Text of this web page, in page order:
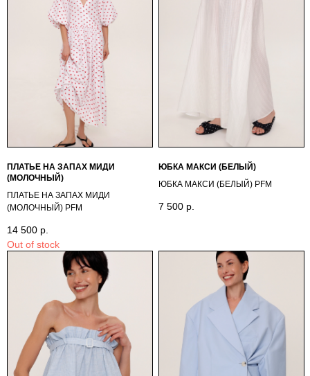
ПЛАТЬЕ НА ЗАПАХ МИДИ
(МОЛОЧНЫЙ)
ПЛАТЬЕ НА ЗАПАХ МИДИ
(МОЛОЧНЫЙ) PFМ
14 500 р.
Out of stock
ЮБКА МАКСИ (БЕЛЫЙ)
ЮБКА МАКСИ (БЕЛЫЙ) PFM
7 500 р.